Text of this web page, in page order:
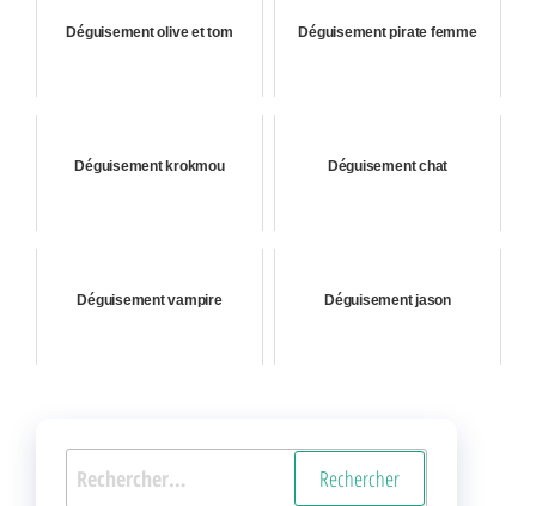
Déguisement olive et tom Déguisement pirate femme
Déguisement krokmou Déguisement chat
Déguisement vampire Déguisement jason
Rechercher :